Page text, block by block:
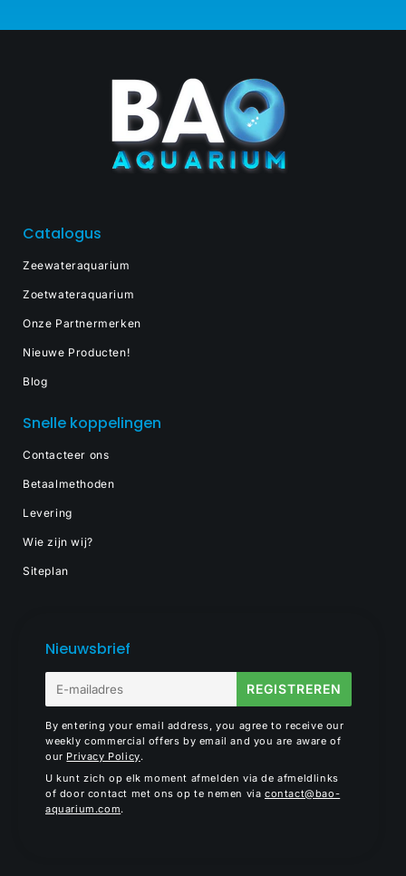
Catalogus
Zeewateraquarium
Zoetwateraquarium
Onze Partnermerken
Nieuwe Producten!
Blog
Snelle koppelingen
Contacteer ons
Betaalmethoden
Levering
Wie zijn wij?
Siteplan
Nieuwsbrief
mail
REGISTREREN
By entering your email address, you agree to receive our
weekly commercial offers by email and you are aware of
our Privacy Policy.
U kunt zich op elk moment afmelden via de afmeldlinks
of door contact met ons op te nemen viacontact@bao-
aquarium.com.